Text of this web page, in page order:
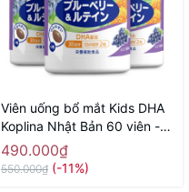
Viên uống bổ mắt Kids DHA
Koplina Nhật Bản 60 viên -
Hàng Nhật nội địa
490.000₫
550.000₫ (-11%)